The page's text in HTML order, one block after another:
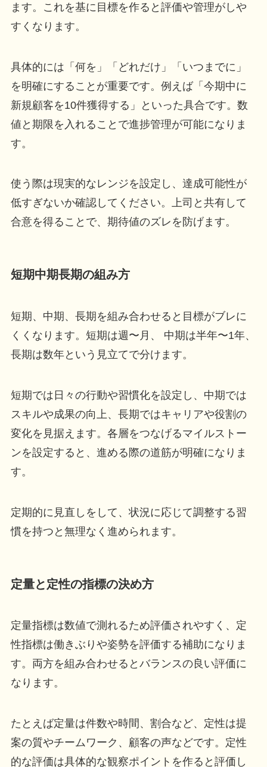
ます。これを基に目標を作ると評価や管理がしや
すくなります。
具体的には「何を」「どれだけ」「いつまでに」
を明確にすることが重要です。例えば「今期中に
新規顧客を10件獲得する」といった具合です。数
値と期限を入れることで進捗管理が可能になりま
す。
使う際は現実的なレンジを設定し、達成可能性が
低すぎないか確認してください。上司と共有して
合意を得ることで、期待値のズレを防げます。
短期中期長期の組み方
短期、中期、長期を組み合わせると目標がブレに
くくなります。短期は週〜月、 中期は半年〜1年、
長期は数年という見立てで分けます。
短期では日々の行動や習慣化を設定し、中期では
スキルや成果の向上、長期ではキャリアや役割の
変化を見据えます。各層をつなげるマイルストー
ンを設定すると、進める際の道筋が明確になりま
す。
定期的に見直しをして、状況に応じて調整する習
慣を持つと無理なく進められます。
定量と定性の指標の決め方
定量指標は数値で測れるため評価されやすく、定
性指標は働きぶりや姿勢を評価する補助になりま
す。両方を組み合わせるとバランスの良い評価に
なります。
たとえば定量は件数や時間、割合など、定性は提
案の質やチームワーク、顧客の声などです。定性
的な評価は具体的な観察ポイントを作ると評価し